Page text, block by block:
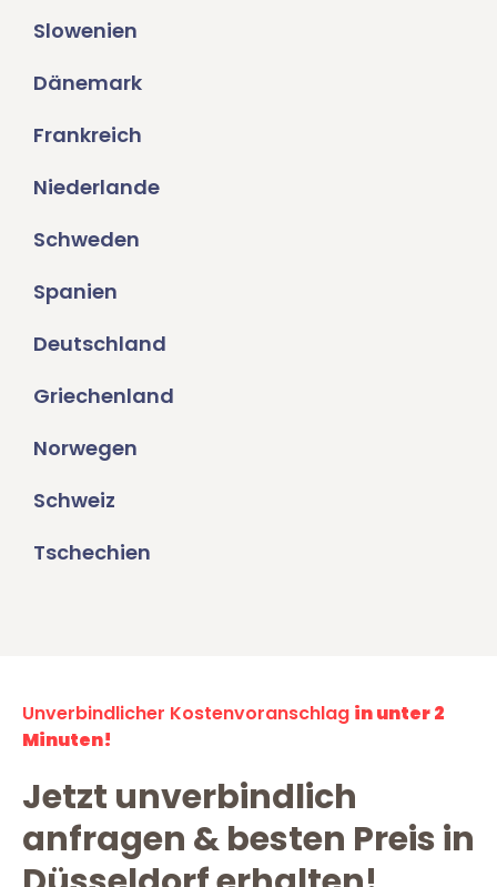
Slowenien
Dänemark
Frankreich
Niederlande
Schweden
Spanien
Deutschland
Griechenland
Norwegen
Schweiz
Tschechien
Unverbindlicher Kostenvoranschlag in unter 2
Minuten!
Jetzt unverbindlich
anfragen & besten Preis in